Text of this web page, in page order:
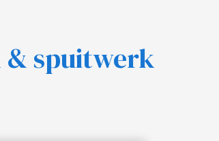
& spuitwerk